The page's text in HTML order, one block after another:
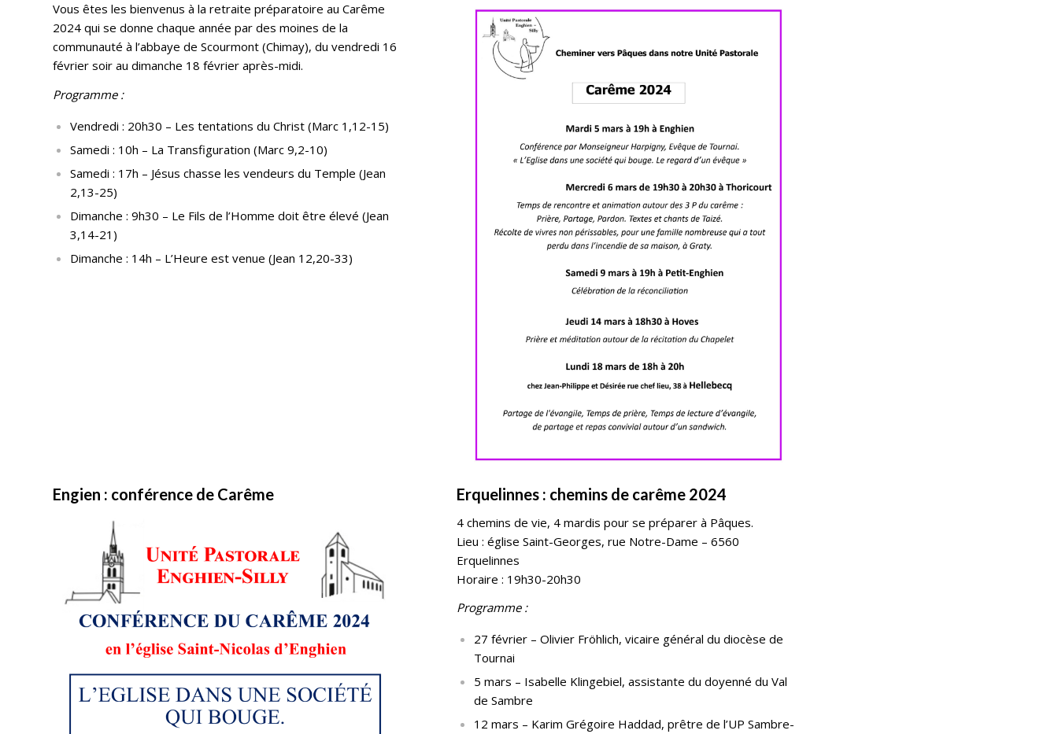
Vous êtes les bienvenus à la retraite préparatoire au Carême
2024 qui se donne chaque année par des moines de la
communauté à l’abbaye de Scourmont (Chimay), du vendredi 16
février soir au dimanche 18 février après-midi.
Programme :
Vendredi : 20h30 – Les tentations du Christ (Marc 1,12-15)
Samedi : 10h – La Transfiguration (Marc 9,2-10)
Samedi : 17h – Jésus chasse les vendeurs du Temple (Jean
2,13-25)
Dimanche : 9h30 – Le Fils de l’Homme doit être élevé (Jean
3,14-21)
Dimanche : 14h – L’Heure est venue (Jean 12,20-33)
Engien : conférence de Carême Erquelinnes : chemins de carême 2024
4 chemins de vie, 4 mardis pour se préparer à Pâques.
Lieu : église Saint-Georges, rue Notre-Dame – 6560
Erquelinnes
Horaire : 19h30-20h30
Programme :
27 février – Olivier Fröhlich, vicaire général du diocèse de
Tournai
5 mars – Isabelle Klingebiel, assistante du doyenné du Val
de Sambre
12 mars – Karim Grégoire Haddad, prêtre de l’UP Sambre-